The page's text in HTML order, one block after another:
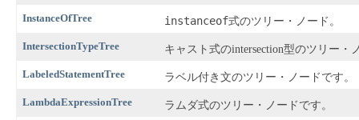
InstanceOfTree instanceof式のツリー・ノード。
IntersectionTypeTree キャスト式のintersection型のツリー・
LabeledStatementTree ラベル付き文のツリー・ノードです。
LambdaExpressionTree ラムダ式のツリー・ノードです。